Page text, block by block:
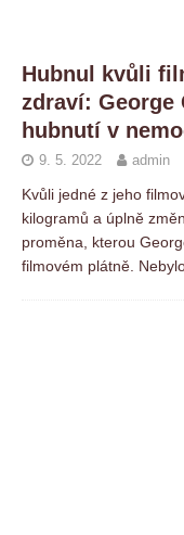
Hubnul kvůli
zdraví: George
hubnutí v
9. 5. 2022 admin
Kvůli jedné z jeho
kilogramů a úplně
proměna, kterou
filmovém plátně.